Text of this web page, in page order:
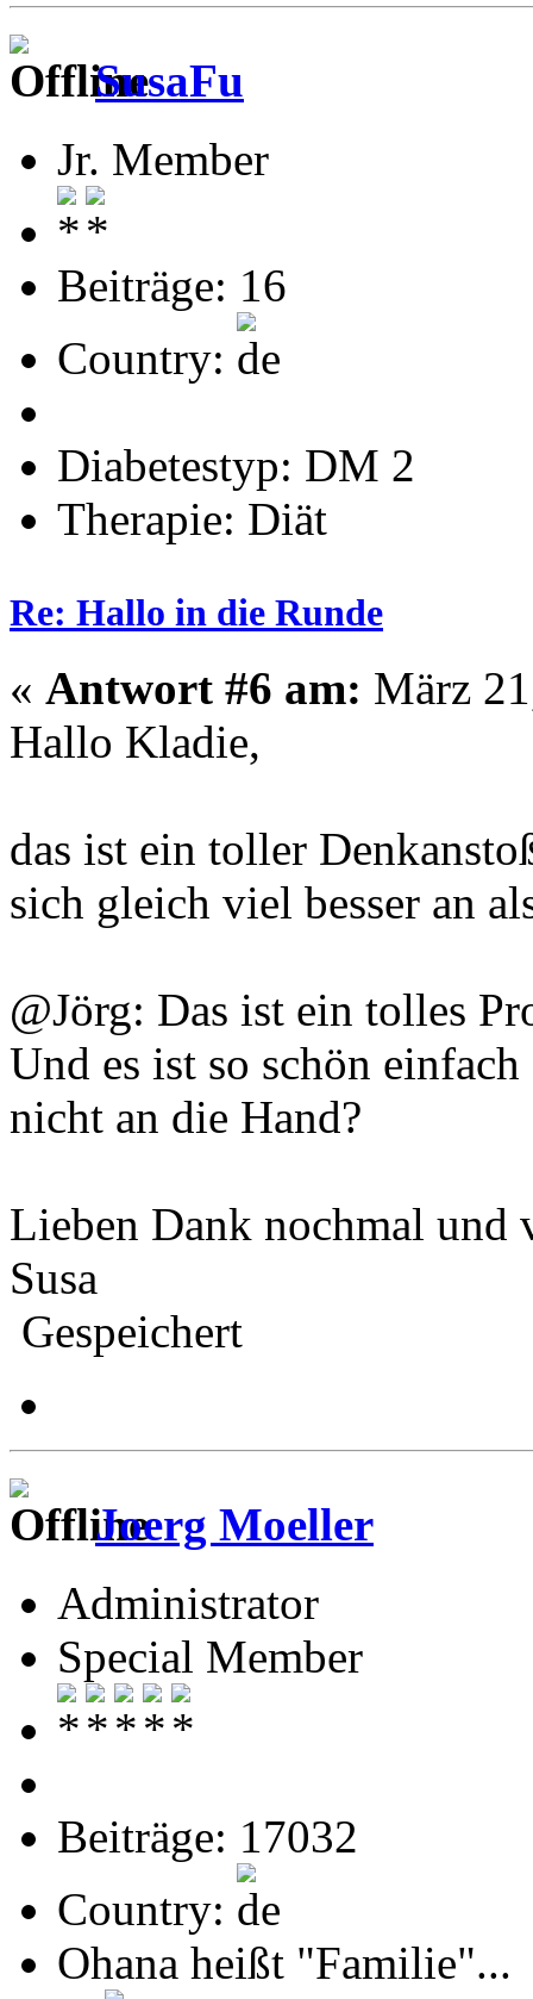
SusaFu
Jr. Member
Beiträge: 16
Country:
Diabetestyp: DM 2
Therapie: Diät
Re: Hallo in die Runde
« Antwort #6 am: März
Hallo Kladie,
das ist ein toller
sich gleich viel besser an
@Jörg: Das ist ein tolles
Und es ist so schön
nicht an die Hand?
Lieben Dank nochmal und
Susa
Gespeichert
Joerg Moeller
Administrator
Special Member
Beiträge: 17032
Country:
Ohana heißt "Familie"...